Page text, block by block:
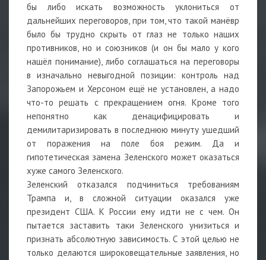
бы либо искать возможность уклониться от
дальнейших переговоров, при том, что такой манёвр
было бы трудно скрыть от глаз не только наших
противников, но и союзников (и он бы мало у кого
нашёл понимание), либо соглашаться на переговоры
в изначально невыгодной позиции: контроль над
Запорожьем и Херсоном ещё не установлен, а надо
что-то решать с прекращением огня. Кроме того
непонятно как денацифицировать и
демилитаризировать в последнюю минуту ушедший
от поражения на поле боя режим. Да и
гипотетическая замена Зеленского может оказаться
хуже самого Зеленского.
Зеленский отказался подчиниться требованиям
Трампа и, в сложной ситуации оказался уже
президент США. К России ему идти не с чем. Он
пытается заставить таки Зеленского унизиться и
признать абсолютную зависимость. С этой целью не
только делаются широковещательные заявления, но